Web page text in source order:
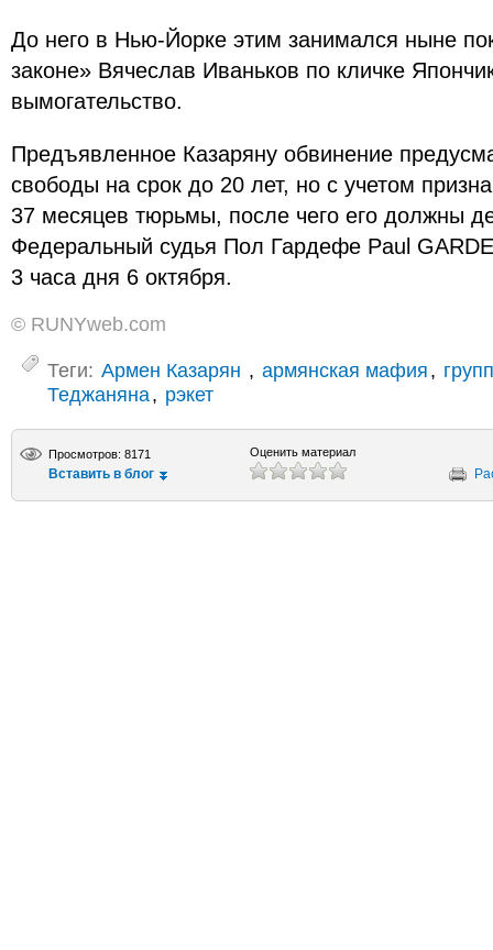
До него в Нью-Йорке этим занимался ныне
законе» Вячеслав Иваньков по кличке
вымогательство.
Предъявленное Казаряну обвинение
свободы на срок до 20 лет, но с учетом
37 месяцев тюрьмы, после чего его должны
Федеральный судья Пол Гардефе Paul
3 часа дня 6 октября.
© RUNYweb.com
Теги: Армен Казарян , армянская мафия,
Теджаняна, рэкет
Просмотров: 8171
Вставить в блог
Оценить материал